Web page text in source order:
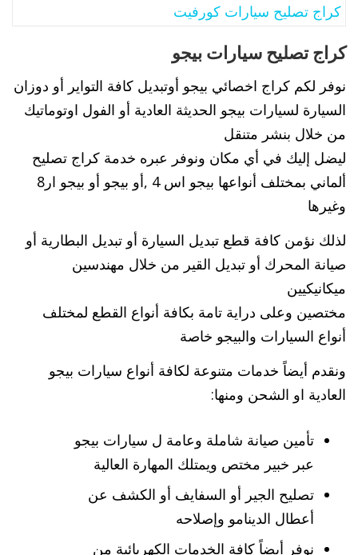
كراج تصليح سيارات كورفيت
كراج تصليح سيارات بيجو
نوفر لكم كراج اخصائي بيجو أوتبديل كافة التواير أو دوزان
السيارة لسيارات بيجو الحديثة العادية أو الفول اوتوماتيك
من خلال بنشر متنقل
ليضل إليك في أي مكان ونوفر عبره خدمة كراج تصليح
ألماني بمختلف أنواعها بيجو اس 4 ,أو بيجو أو بيجو ار8
وغيرها
لذلك نؤمن كافة قطع تبديل السيارة أو تبديل البطارية أو
صيانة المحرك أو تبديل القير من خلال مهندسين
ميكانيكيين
مختصين وعلى دراية تامة بكافة أنواع القطع لمختلف
أنواع السيارات والبيجو خاصة
ونقدم أيضاً خدمات متنوعة لكافة أنواع سيارات بيجو
العادية او الشحن ومنها:
تأمين صيانة شاملة وعامة ل سيارات بيجو
عبر خبير مختص ويمتلك المهارة العالية
تصليح الجير أو السفايف أو الكشف عن
أعطال الدينامو وإصلاحه
نوفر أيضاً كافة الخدمات الكهربائية من